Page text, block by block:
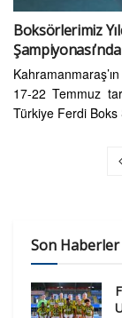
Boksörlerimiz
17-22 Temmuz
Türkiye Ferdi Boks
Son Haberler